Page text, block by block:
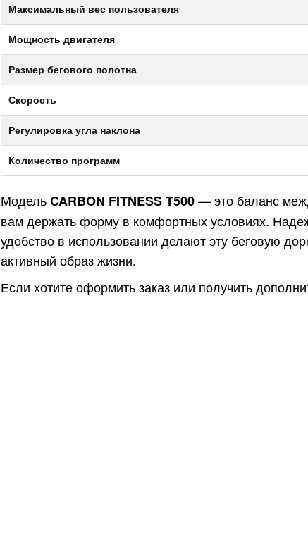
Максимальный вес пользователя
Мощность двигателя
Размер бегового полотна
Скорость
Регулировка угла наклона
Количество программ
МодельCARBON FITNESS T500— это баланс
вам держать форму в комфортных условиях.
удобство в использовании делают эту беговую
активный образ жизни.
Если хотите оформить заказ или получить